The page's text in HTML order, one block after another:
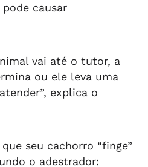
causar
vai até o tutor, a
ou ele leva uma
explica o
seu cachorro “finge”
o adestrador: